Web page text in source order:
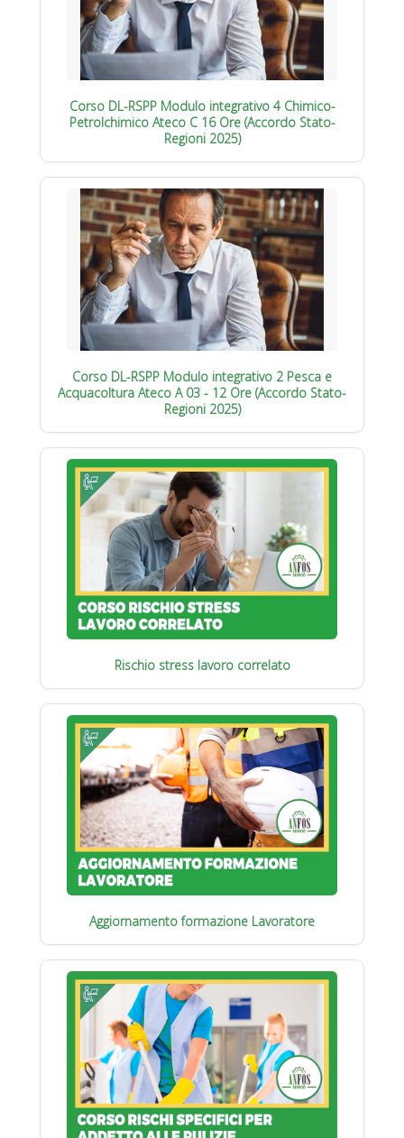
Corso DL-RSPP Modulo integrativo 4 Chimico-
Petrolchimico Ateco C 16 Ore (Accordo Stato-
Regioni 2025)
Corso DL-RSPP Modulo integrativo 2 Pesca e
Acquacoltura Ateco A 03 - 12 Ore (Accordo Stato-
Regioni 2025)
Rischio stress lavoro correlato
Aggiornamento formazione Lavoratore